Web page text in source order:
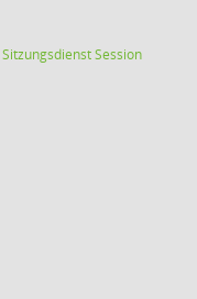
SitzungsdienstSession(Wird in